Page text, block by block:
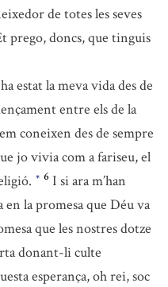
de totes les seves
doncs, que tinguis
estat la meva vida des de
entre els de la
coneixen des de sempre
jo vivia com a fariseu, el
* 6 I si ara m’han
en la promesa que Déu va
que les nostres dotze
donant-li culte
esperança, oh rei, soc